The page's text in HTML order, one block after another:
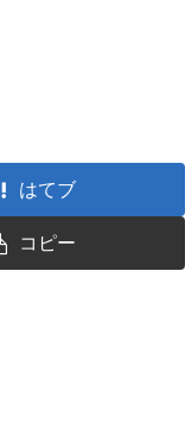
はてブ
コピー